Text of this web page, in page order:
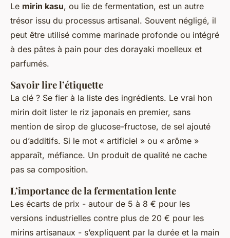
Le mirin kasu, ou lie de fermentation, est un autre
trésor issu du processus artisanal. Souvent négligé, il
peut être utilisé comme marinade profonde ou intégré
à des pâtes à pain pour des dorayaki moelleux et
parfumés.
Savoir lire l’étiquette
La clé ? Se fier à la liste des ingrédients. Le vrai hon
mirin doit lister le riz japonais en premier, sans
mention de sirop de glucose-fructose, de sel ajouté
ou d’additifs. Si le mot « artificiel » ou « arôme »
apparaît, méfiance. Un produit de qualité ne cache
pas sa composition.
L’importance de la fermentation lente
Les écarts de prix - autour de 5 à 8 € pour les
versions industrielles contre plus de 20 € pour les
mirins artisanaux - s’expliquent par la durée et la main